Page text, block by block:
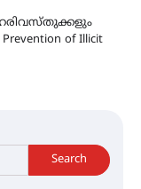
of Illicit
Search